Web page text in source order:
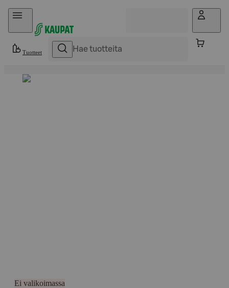
Hyppää sisältöön
Tuotteet
Ei valikoimassa